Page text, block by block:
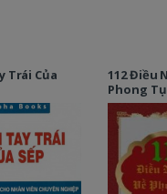
Trái Của
112 Điều
Phong